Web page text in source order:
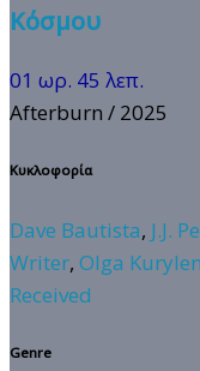
Κόσμου
01 ωρ. 45 λεπ.
Afterburn / 2025
Κυκλοφορία
Dave Bautista, J.J.
Writer, Olga
Received
Genre